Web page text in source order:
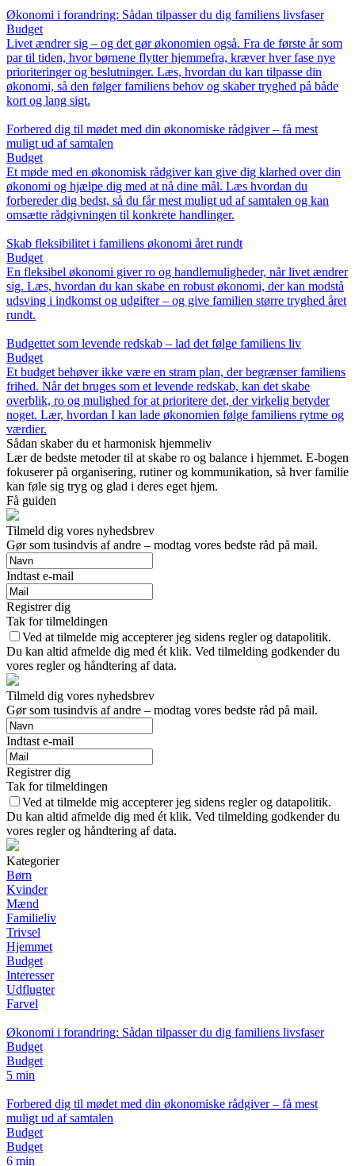
Økonomi i forandring: Sådan tilpasser du dig familiens livsfaser
Budget
Livet ændrer sig – og det gør økonomien også. Fra de første år som
par til tiden, hvor børnene flytter hjemmefra, kræver hver fase nye
prioriteringer og beslutninger. Læs, hvordan du kan tilpasse din
økonomi, så den følger familiens behov og skaber tryghed på både
kort og lang sigt.
Forbered dig til mødet med din økonomiske rådgiver – få mest
muligt ud af samtalen
Budget
Et møde med en økonomisk rådgiver kan give dig klarhed over din
økonomi og hjælpe dig med at nå dine mål. Læs hvordan du
forbereder dig bedst, så du får mest muligt ud af samtalen og kan
omsætte rådgivningen til konkrete handlinger.
Skab fleksibilitet i familiens økonomi året rundt
Budget
En fleksibel økonomi giver ro og handlemuligheder, når livet ændrer
sig. Læs, hvordan du kan skabe en robust økonomi, der kan modstå
udsving i indkomst og udgifter – og give familien større tryghed året
rundt.
Budgettet som levende redskab – lad det følge familiens liv
Budget
Et budget behøver ikke være en stram plan, der begrænser familiens
frihed. Når det bruges som et levende redskab, kan det skabe
overblik, ro og mulighed for at prioritere det, der virkelig betyder
noget. Lær, hvordan I kan lade økonomien følge familiens rytme og
værdier.
Sådan skaber du et harmonisk hjemmeliv
Lær de bedste metoder til at skabe ro og balance i hjemmet. E-bogen
fokuserer på organisering, rutiner og kommunikation, så hver familie
kan føle sig tryg og glad i deres eget hjem.
Få guiden
Tilmeld dig vores nyhedsbrev
Gør som tusindvis af andre – modtag vores bedste råd på mail.
Indtast e-mail
Registrer dig
Tak for tilmeldingen
Ved at tilmelde mig accepterer jeg sidens regler og datapolitik.
Du kan altid afmelde dig med ét klik. Ved tilmelding godkender du
vores regler og håndtering af data.
Tilmeld dig vores nyhedsbrev
Gør som tusindvis af andre – modtag vores bedste råd på mail.
Indtast e-mail
Registrer dig
Tak for tilmeldingen
Ved at tilmelde mig accepterer jeg sidens regler og datapolitik.
Du kan altid afmelde dig med ét klik. Ved tilmelding godkender du
vores regler og håndtering af data.
Kategorier
Børn
Kvinder
Mænd
Familieliv
Trivsel
Hjemmet
Budget
Interesser
Udflugter
Farvel
Økonomi i forandring: Sådan tilpasser du dig familiens livsfaser
Budget
Budget
5 min
Forbered dig til mødet med din økonomiske rådgiver – få mest
muligt ud af samtalen
Budget
Budget
6 min